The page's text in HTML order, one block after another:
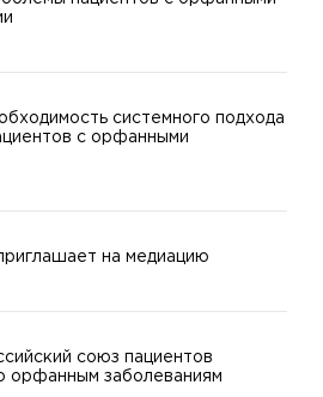
системного подхода
с орфанными
на медиацию
союз пациентов
орфанным заболеваниям